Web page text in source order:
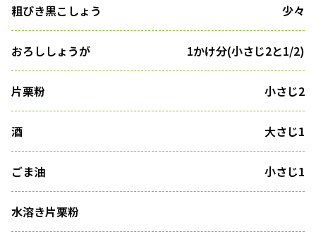
粗びき黒こしょう 少々
おろししょうが 1かけ分(小さじ2と1/2)
片栗粉 小さじ2
酒 大さじ1
ごま油 小さじ1
水溶き片栗粉